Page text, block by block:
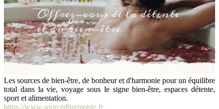
Les sources de bien-être, de bonheur et d'harmonie pour un équilibre
total dans la vie, voyage sous le signe bien-être, espaces détente,
sport et alimentation.
https://www.sourcedharmonie.fr